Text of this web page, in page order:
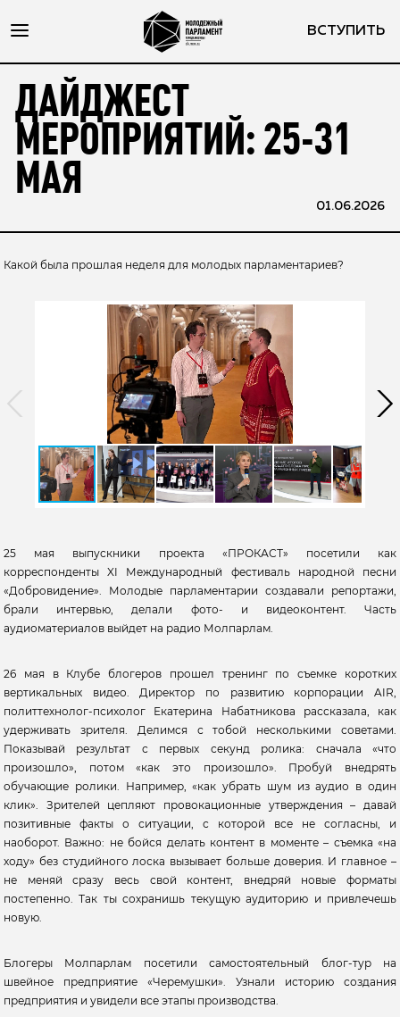
ВСТУПИТЬ
ДАЙДЖЕСТ
МЕРОПРИЯТИЙ: 25-31
МАЯ
01.06.2026
Какой была прошлая неделя для молодых парламентариев?
25 мая выпускники проекта «ПРОКАСТ» посетили как
корреспонденты XI Международный фестиваль народной песни
«Добровидение». Молодые парламентарии создавали репортажи,
брали интервью, делали фото- и видеоконтент. Часть
аудиоматериалов выйдет на радио Молпарлам.
26 мая в Клубе блогеров прошел тренинг по съемке коротких
вертикальных видео. Директор по развитию корпорации AIR,
политтехнолог-психолог Екатерина Набатникова рассказала, как
удерживать зрителя. Делимся с тобой несколькими советами.
Показывай результат с первых секунд ролика: сначала «что
произошло», потом «как это произошло». Пробуй внедрять
обучающие ролики. Например, «как убрать шум из аудио в один
клик». Зрителей цепляют провокационные утверждения – давай
позитивные факты о ситуации, с которой все не согласны, и
наоборот. Важно: не бойся делать контент в моменте – съемка «на
ходу» без студийного лоска вызывает больше доверия. И главное –
не меняй сразу весь свой контент, внедряй новые форматы
постепенно. Так ты сохранишь текущую аудиторию и привлечешь
новую.
Блогеры Молпарлам посетили самостоятельный блог-тур на
швейное предприятие «Черемушки». Узнали историю создания
предприятия и увидели все этапы производства.